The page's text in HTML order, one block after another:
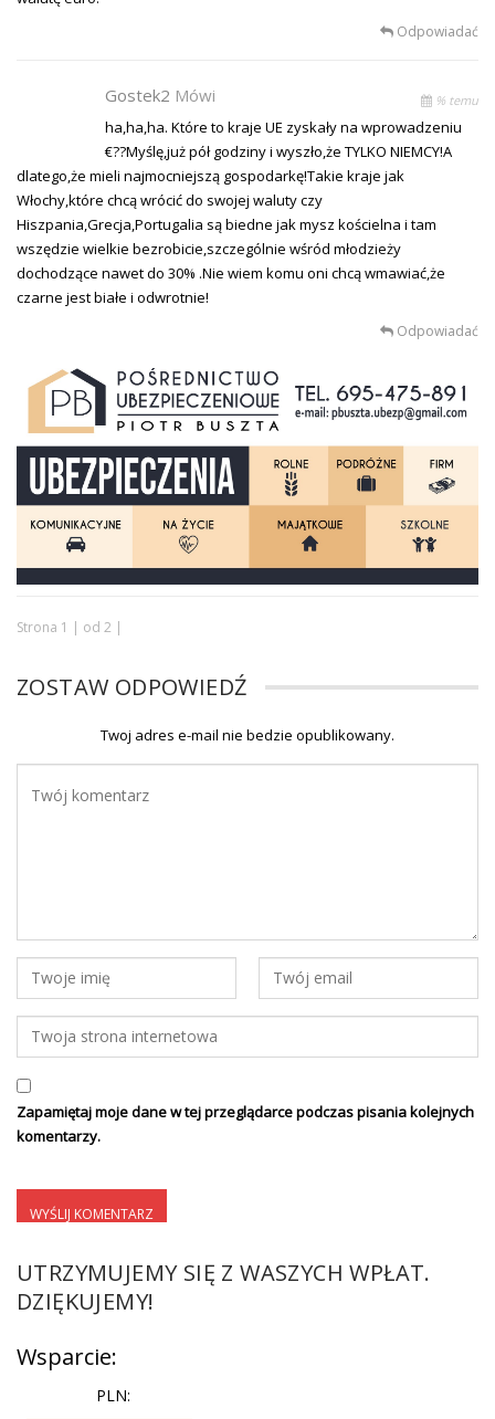
Odpowiadać
Gostek2 Mówi % temu
ha,ha,ha. Które to kraje UE zyskały na wprowadzeniu
€??Myślę,już pół godziny i wyszło,że TYLKO NIEMCY!A
dlatego,że mieli najmocniejszą gospodarkę!Takie kraje jak
Włochy,które chcą wrócić do swojej waluty czy
Hiszpania,Grecja,Portugalia są biedne jak mysz kościelna i tam
wszędzie wielkie bezrobicie,szczególnie wśród młodzieży
dochodzące nawet do 30% .Nie wiem komu oni chcą wmawiać,że
czarne jest białe i odwrotnie!
Odpowiadać
Strona 1 | od 2 |
ZOSTAW ODPOWIEDŹ
Twoj adres e-mail nie bedzie opublikowany.
Zapamiętaj moje dane w tej przeglądarce podczas pisania kolejnych
komentarzy.
UTRZYMUJEMY SIĘ Z WASZYCH WPŁAT.
DZIĘKUJEMY!
Wsparcie:
PLN: